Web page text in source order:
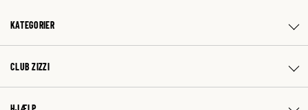
KATEGORIER
CLUB ZIZZI